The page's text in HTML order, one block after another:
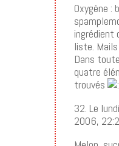
Oxygène :
ingrédient
liste.
Dans
quatre
trouvés
32. Le
2006,